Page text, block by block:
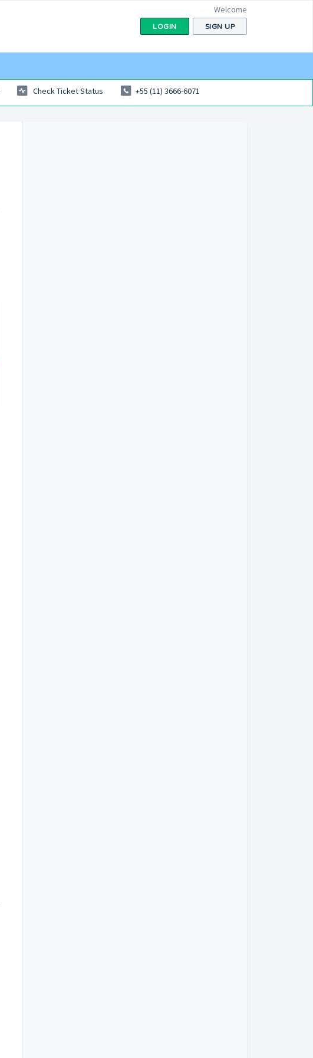
Welcome
LOGIN SIGN UP
Check Ticket Status +55 (11) 3666-6071